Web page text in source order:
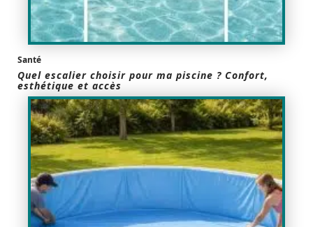
Santé
Quel escalier choisir pour ma piscine ? Confort,
esthétique et accès